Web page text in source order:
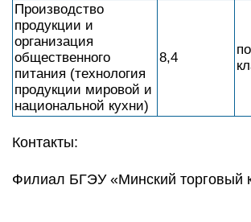
Производство
продукции и
организация
общественного
питания (технология
продукции мировой и
национальной кухни)
8,4
Контакты:
Филиал БГЭУ «Минский торговый